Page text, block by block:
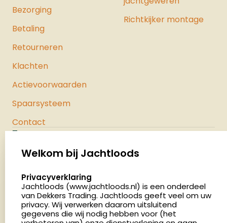
Bezorging
Betaling
Retourneren
Klachten
Actievoorwaarden
Spaarsysteem
Contact
Richtkijker montage
Palenrij 1
Nederland
4.8
2879 beoordelingen
Welkom bij Jachtloods
select language
Privacyverklaring
Jachtloods (www.jachtloods.nl) is een onderdeel
van Dekkers Trading. Jachtloods geeft veel om uw
privacy. Wij verwerken daarom uitsluitend
gegevens die wij nodig hebben voor (het